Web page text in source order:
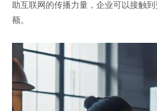
助互联网的传播力量，企业可以接触
额。